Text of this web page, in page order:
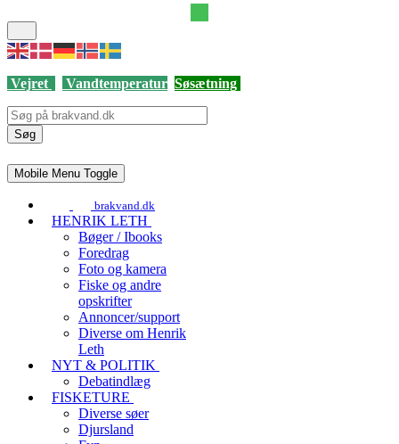
Vejret Vandtemperatur Søsætning
Søg
Mobile Menu Toggle
brakvand.dk
HENRIK LETH
Bøger / Ibooks
Foredrag
Foto og kamera
Fiske og andre
opskrifter
Annoncer/support
Diverse om Henrik
Leth
NYT & POLITIK
Debatindlæg
FISKETURE
Diverse søer
Djursland